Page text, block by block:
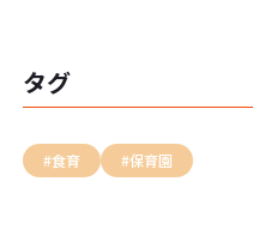
タグ
#食育 #保育園